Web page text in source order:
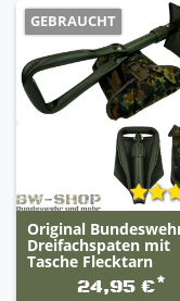
GEBRAUCHT
Original
Dreifachspaten mit
Tasche Flecktarn
24,95 €*